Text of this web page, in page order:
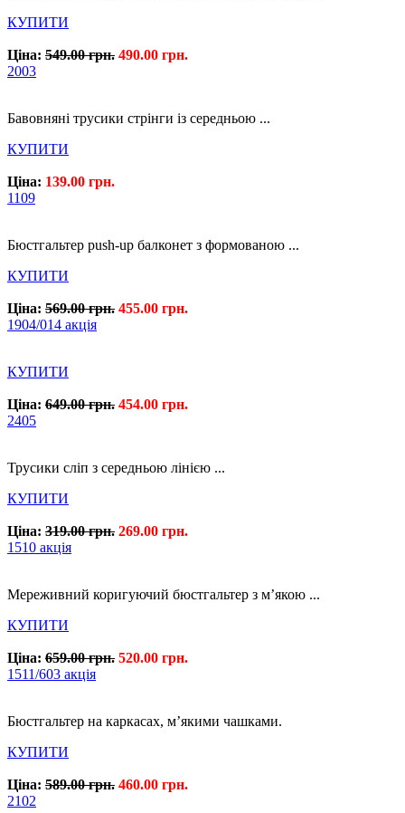
КУПИТИ
Ціна: 549.00 грн. 490.00 грн.
2003
Бавовняні трусики стрінги із середньою ...
КУПИТИ
Ціна: 139.00 грн.
1109
Бюстгальтер push-up балконет з формованою ...
КУПИТИ
Ціна: 569.00 грн. 455.00 грн.
1904/014 акція
КУПИТИ
Ціна: 649.00 грн. 454.00 грн.
2405
Трусики сліп з середньою лінією ...
КУПИТИ
Ціна: 319.00 грн. 269.00 грн.
1510 акція
Мереживний коригуючий бюстгальтер з м’якою ...
КУПИТИ
Ціна: 659.00 грн. 520.00 грн.
1511/603 акція
Бюстгальтер на каркасах, м’якими чашками.
КУПИТИ
Ціна: 589.00 грн. 460.00 грн.
2102